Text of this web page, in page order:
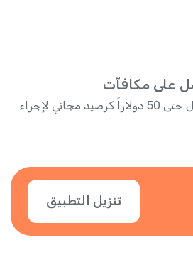
على مكافآت
اكسب مكافآت سهلة تصل حتى 50 دولاراً كرصيد مجاني لإجراء
تنزيل التطبيق